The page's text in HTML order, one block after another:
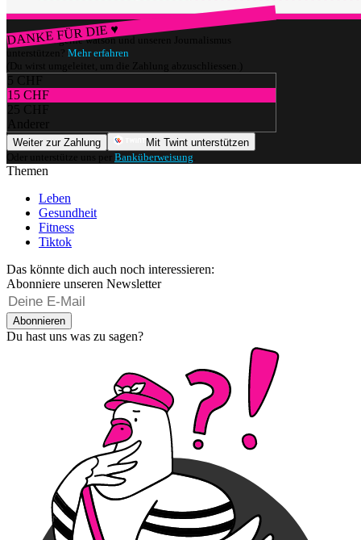
DANKE FÜR DIE ♥
Würdest du gerne watson und unseren Journalismus
unterstützen? Mehr erfahren
(Du wirst umgeleitet, um die Zahlung abzuschliessen.)
5 CHF
15 CHF
25 CHF
Anderer
Weiter zur Zahlung
Mit Twint unterstützen
Oder unterstütze uns per Banküberweisung
Themen
Leben
Gesundheit
Fitness
Tiktok
Das könnte dich auch noch interessieren:
Abonniere unseren Newsletter
Abonnieren
Du hast uns was zu sagen?